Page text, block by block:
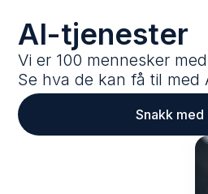
AI-tjenester
Vi er 100 mennesker
Se hva de kan få til med
Snakk med